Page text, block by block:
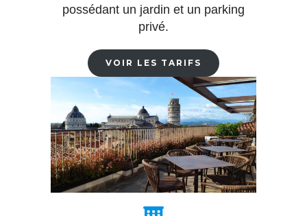
possédant un jardin et un parking
privé.
VOIR LES TARIFS